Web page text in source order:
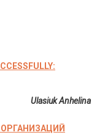
Ulasiuk Anhelina